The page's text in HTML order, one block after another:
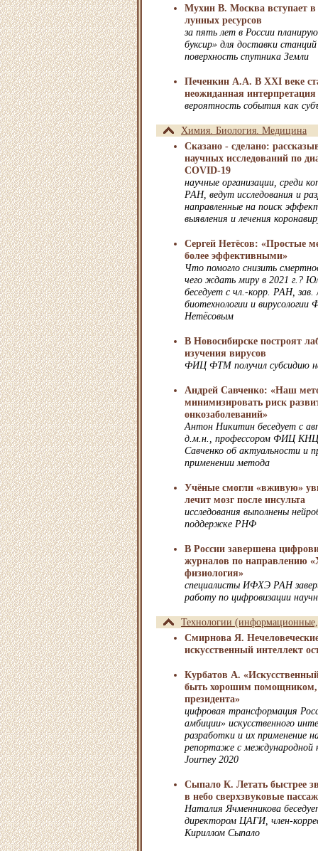
Мухин В. Москва вступает в
лунных ресурсов
за пять лет в России
буксир» для доставки
поверхность спутника Земли
Печенкин А.А. В XXI веке
неожиданная
вероятность события как
Химия. Биология. Медицина
Сказано - сделано:
научных исследований по
COVID-19
научные организации,
РАН, ведут исследования и
направленные на поиск
выявления и лечения
Сергей Нетёсов: «Простые
более эффективными»
Что помогло снизить
чего ждать миру в 2021 г.?
беседует с чл.-корр. РАН, зав.
биотехнологии и
Нетёсовым
В Новосибирске построят
изучения вирусов
ФИЦ ФТМ получил субсидию
Андрей Савченко: «Наш
минимизировать риск
онкозаболеваний»
Антон Никитин беседует с
д.м.н., профессором ФИЦ
Савченко об актуальности и
применении метода
Учёные смогли «вживую»
лечит мозг после инсульта
исследования выполнены
поддержке РНФ
В России завершена
журналов по направлению
физиология»
специалисты ИФХЭ РАН
работу по цифровизации
Технологии
Смирнова Я.
искусственный интеллект
Курбатов А.
быть хорошим помощником,
президента»
цифровая трансформация
амбиции» искусственного
разработки и их применение
репортаже с международной
Journey 2020
Сыпало К. Летать быстрее
в небо сверхзвуковые
Наталия Ячменникова
директором ЦАГИ, член-
Кириллом Сыпало